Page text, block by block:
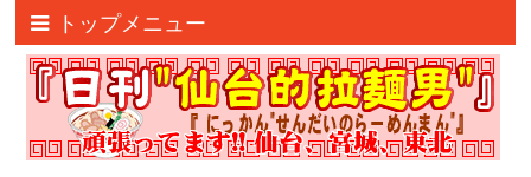
トップメニュー